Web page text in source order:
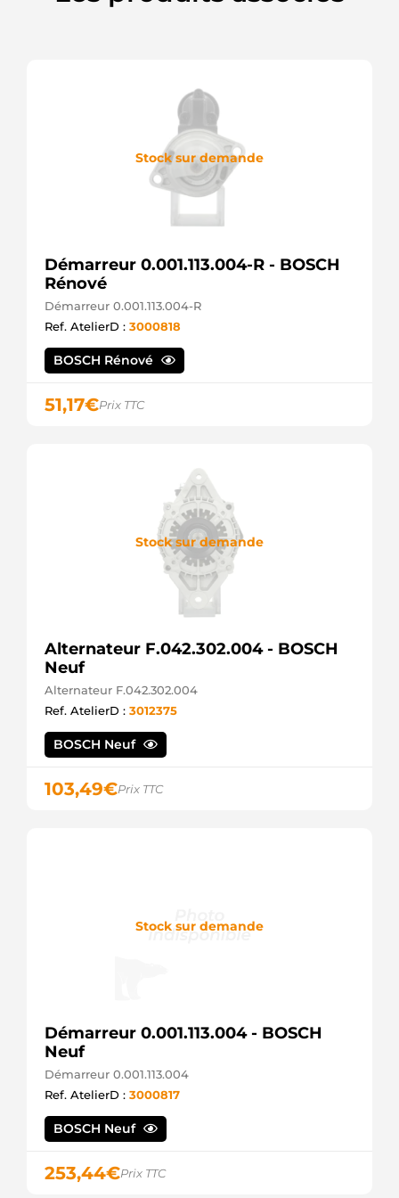
Mahle
Stock sur demande
Démarreur 0.001.113.004-R - BOSCH
Rénové
Démarreur 0.001.113.004-R
Ref. AtelierD : 3000818
BOSCH Rénové
51,17€Prix TTC
Stock sur demande
Alternateur F.042.302.004 - BOSCH
Neuf
Alternateur F.042.302.004
Ref. AtelierD : 3012375
BOSCH Neuf
103,49€Prix TTC
Stock sur demande
Démarreur 0.001.113.004 - BOSCH
Neuf
Démarreur 0.001.113.004
Ref. AtelierD : 3000817
BOSCH Neuf
253,44€Prix TTC